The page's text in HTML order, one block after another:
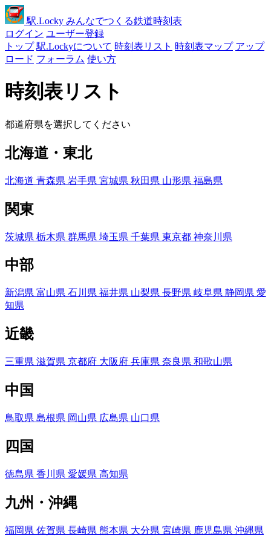
駅.Locky みんなでつくる鉄道時刻表
ログイン ユーザー登録
トップ 駅.Lockyについて 時刻表リスト 時刻表マップ アップ
ロード フォーラム 使い方
時刻表リスト
都道府県を選択してください
北海道・東北
北海道 青森県 岩手県 宮城県 秋田県 山形県 福島県
関東
茨城県 栃木県 群馬県 埼玉県 千葉県 東京都 神奈川県
中部
新潟県 富山県 石川県 福井県 山梨県 長野県 岐阜県 静岡県 愛
知県
近畿
三重県 滋賀県 京都府 大阪府 兵庫県 奈良県 和歌山県
中国
鳥取県 島根県 岡山県 広島県 山口県
四国
徳島県 香川県 愛媛県 高知県
九州・沖縄
福岡県 佐賀県 長崎県 熊本県 大分県 宮崎県 鹿児島県 沖縄県